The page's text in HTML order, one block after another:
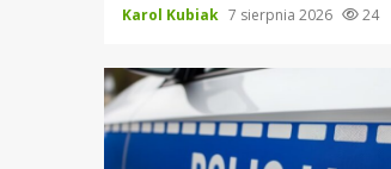
Karol Kubiak 7 sierpnia 2026 24